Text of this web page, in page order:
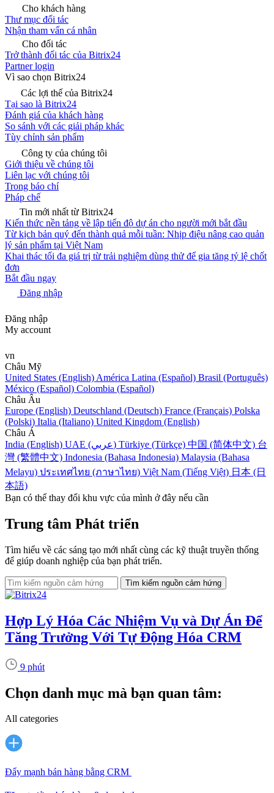
Cho khách hàng
Thư mục đối tác
Nhận tham vấn cá nhân
Cho đối tác
Trở thành đối tác của Bitrix24
Partner login
Vì sao chọn Bitrix24
Các lợi thế của Bitrix24
Tại sao là Bitrix24
Đánh giá của khách hàng
So sánh với các giải pháp khác
Tùy chỉnh sản phẩm
Công ty của chúng tôi
Giới thiệu về chúng tôi
Liên lạc với chúng tôi
Trong báo chí
Pháp chế
Tin mới nhất từ Bitrix24
Kiến thức nền tảng về lập tiến độ dự án cho người mới bắt đầu
Từ kịch bản quý đến thành quả mỗi tuần: Nhịp điệu nâng cao quản
lý sản phẩm tại Việt Nam
Khai thác tối đa giá trị từ trải nghiệm dùng thử để gia tăng tỷ lệ chốt
đơn
Bắt đầu ngay
Đăng nhập
Đăng nhập
My account
vn
Châu Mỹ
United States (English) América Latina (Español) Brasil (Português)
México (Español) Colombia (Español)
Châu Âu
Europe (English) Deutschland (Deutsch) France (Français) Polska
(Polski) Italia (Italiano) United Kingdom (English)
Châu Á
India (English)
UAE (عربي) Türkiye (Türkçe) 中国 (简体中文) 台
灣 (繁體中文) Indonesia (Bahasa Indonesia) Malaysia (Bahasa
Melayu) ประเทศไทย (ภาษาไทย) Việt Nam (Tiếng Việt) 日本 (日
本語)
Bạn có thể thay đổi khu vực của mình ở đây nếu cần
Trung tâm Phát triển
Tìm hiểu về các sáng tạo mới nhất cùng các kỹ thuật truyền thống
để giúp doanh nghiệp của bạn phát triển.
Hợp Lý Hóa Các Nhiệm Vụ và Dự Án Để
Tăng Trưởng Với Tự Động Hóa CRM
9 phút
Chọn danh mục mà bạn quan tâm:
All categories
Đẩy mạnh bán hàng bằng CRM